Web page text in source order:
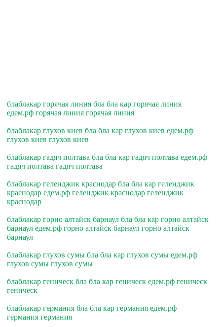
блаблакар горячая линия бла бла кар горячая линия
едем.рф горячая линия горячая линия
блаблакар глухов киев бла бла кар глухов киев едем.рф
глухов киев глухов киев
блаблакар гадяч полтава бла бла кар гадяч полтава едем.рф
гадяч полтава гадяч полтава
блаблакар геленджик краснодар бла бла кар геленджик
краснодар едем.рф геленджик краснодар геленджик
краснодар
блаблакар горно алтайск барнаул бла бла кар горно алтайск
барнаул едем.рф горно алтайск барнаул горно алтайск
барнаул
блаблакар глухов сумы бла бла кар глухов сумы едем.рф
глухов сумы глухов сумы
блаблакар геническ бла бла кар геническ едем.рф геническ
геническ
блаблакар германия бла бла кар германия едем.рф
германия германия